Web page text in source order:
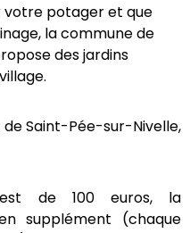
votre potager et que
la commune de
des jardins
Saint-Pée-sur-Nivelle,
de 100 euros, la
supplément (chaque